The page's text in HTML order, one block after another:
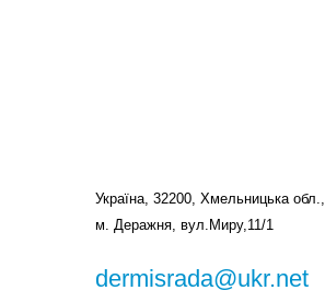
Україна, 32200, Хмельницька обл.,
м. Деражня, вул.Миру,11/1
dermisrada@ukr.net